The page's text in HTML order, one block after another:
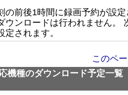
の前後1時間に録画予約が設
ウンロードは行われません。
定されます。
このペ
応機種のダウンロード予定一